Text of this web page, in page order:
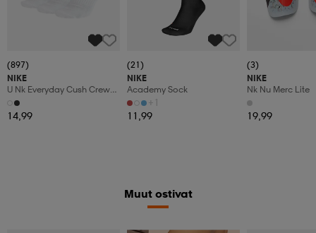
(897)
NIKE
U Nk Everyday Cush Crew
3pr
14,99
(21)
NIKE
Academy Sock
+1
11,99
(3)
NIKE
Nk Nu Merc Lite
19,99
Muut ostivat